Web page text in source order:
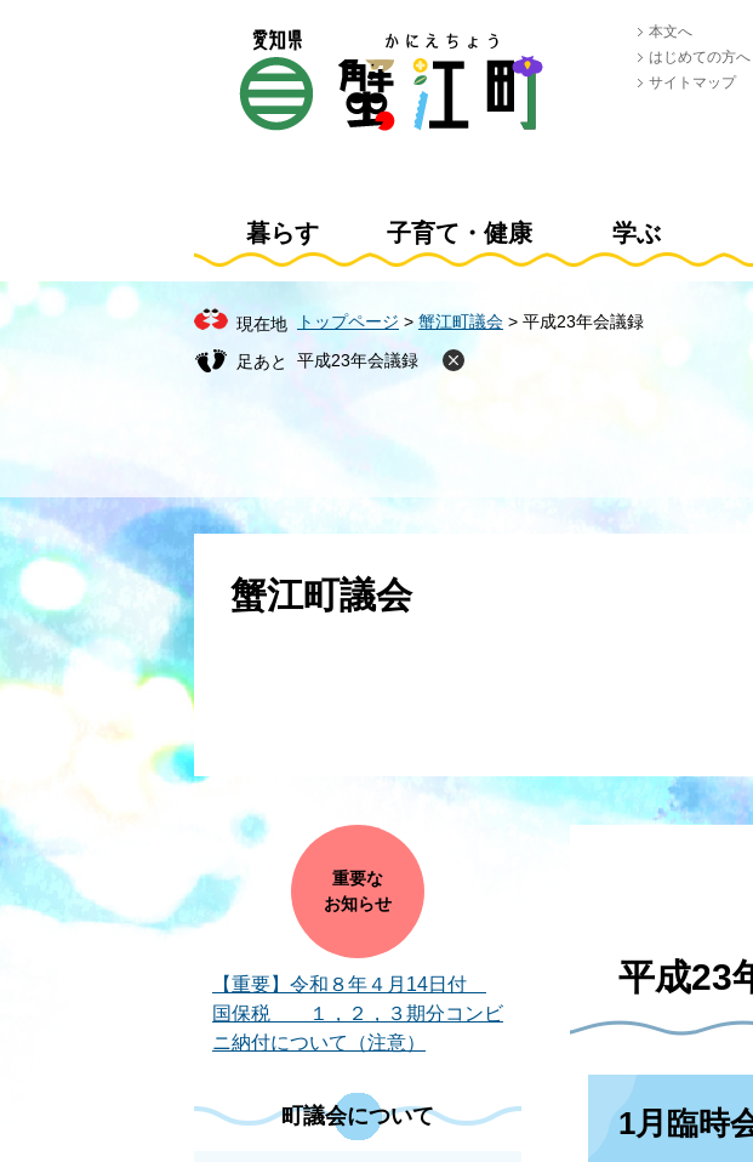
文
へ
本文へ
はじめての方へ
サイトマップ
暮らす 子育て・健康 学ぶ
現在地 トップページ >蟹江町議会 > 平成23年会議録
平成23年会議録
蟹江町議会
平成23
1月臨時
重要な
お知らせ
【重要】令和８年４月14日付
国保税 １，２，３期分コンビ
ニ納付について（注意）
町議会について